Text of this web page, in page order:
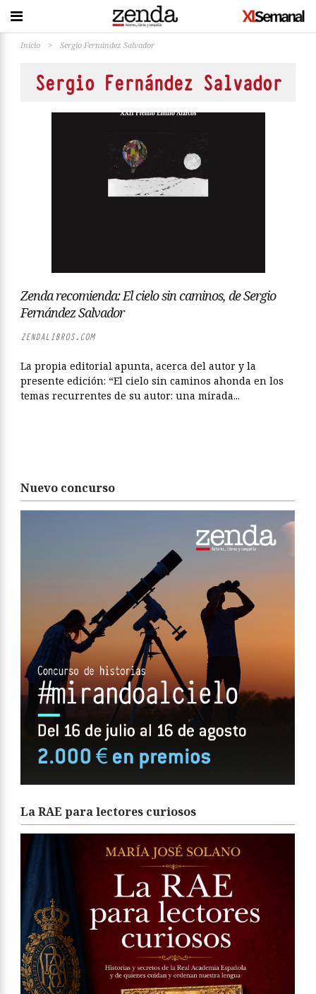
Inicio > Sergio Fernández Salvador
Sergio Fernández Salvador
Zenda recomienda: El cielo sin caminos, de Sergio
Fernández Salvador
ZENDALIBROS.COM
La propia editorial apunta, acerca del autor y la
presente edición: “El cielo sin caminos ahonda en los
temas recurrentes de su autor: una mirada...
Nuevo concurso
La RAE para lectores curiosos